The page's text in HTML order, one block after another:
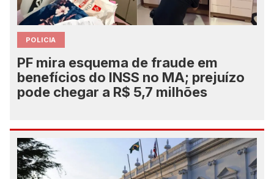
POLICIA
PF mira esquema de fraude em
benefícios do INSS no MA; prejuízo
pode chegar a R$ 5,7 milhões